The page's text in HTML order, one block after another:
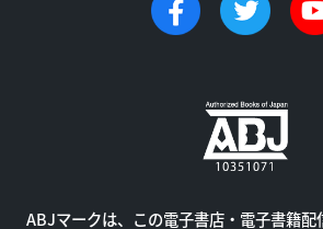
ABJマークは、この電子書店・電子書籍配